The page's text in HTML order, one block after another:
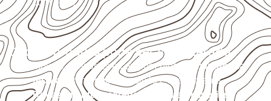
com água.
Onde o produto pode ser considerado
Móveis, divisórias e componentes de
marcenaria
técnica
, conforme exposição e acabamento.
Revestimentos, paredes, pisos e divisórias